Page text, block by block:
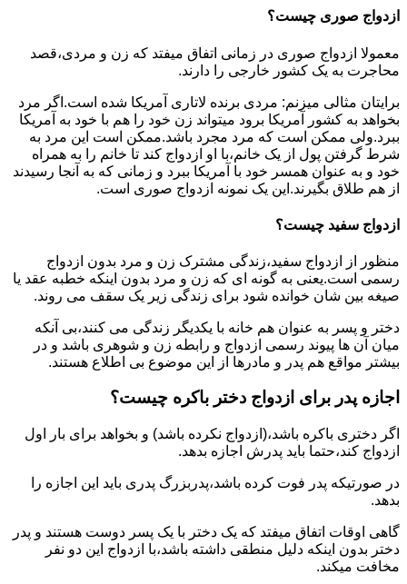
ازدواج صوری چیست؟
معمولا ازدواج صوری در زمانی اتفاق میفتد که زن و مردی،قصد
محاجرت به یک کشور خارجی را دارند.
برایتان مثالی میزنم: مردی برنده لاتاری آمریکا شده است.اگر مرد
بخواهد به کشور آمریکا برود میتواند زن خود را هم با خود به آمریکا
ببرد.ولی ممکن است که مرد مجرد باشد.ممکن است این مرد به
شرط گرفتن پول از یک خانم،با او ازدواج کند تا خانم را به همراه
خود و به عنوان همسر خود با آمریکا ببرد و زمانی که به آنجا رسیدند
از هم طلاق بگیرند.این یک نمونه ازدواج صوری است.
ازدواج سفید چیست؟
منظور از ازدواج سفید،زندگی مشترک زن و مرد بدون ازدواج
رسمی است.یعنی به گونه ای که زن و مرد بدون اینکه خطبه عقد یا
صیغه بین شان خوانده شود برای زندگی زیر یک سقف می روند.
دختر و پسر به عنوان هم خانه با یکدیگر زندگی می کنند،بی آنکه
میان آن ها پیوند رسمی ازدواج و رابطه زن و شوهری باشد و در
بیشتر مواقع هم پدر و مادرها از این موضوع بی اطلاع هستند.
اجازه پدر برای ازدواج دختر باکره چیست؟
اگر دختری باکره باشد،(ازدواج نکرده باشد) و بخواهد برای بار اول
ازدواج کند،حتما باید پدرش اجازه بدهد.
در صورتیکه پدر فوت کرده باشد،پدربزرگ پدری باید این اجازه را
بدهد.
گاهی اوقات اتفاق میفتد که یک دختر با یک پسر دوست هستند و پدر
دختر بدون اینکه دلیل منطقی داشته باشد،با ازدواج این دو نفر
مخافت میکند.